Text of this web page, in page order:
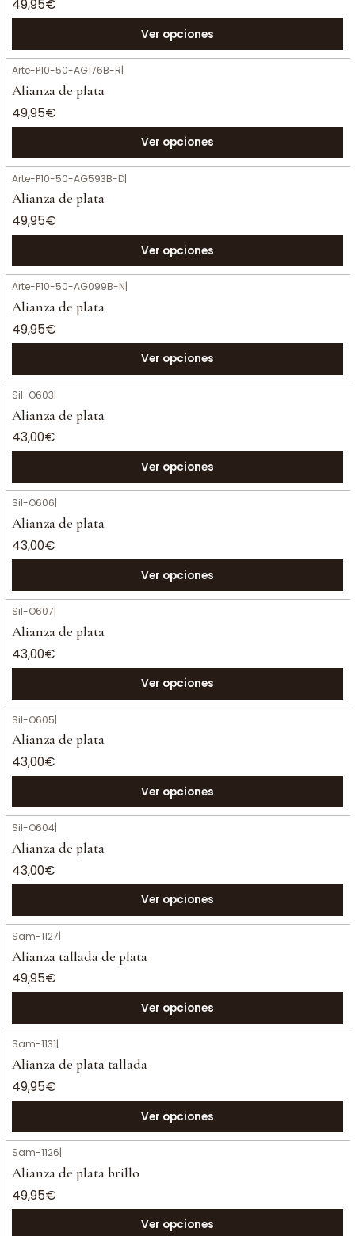
49,95€
Ver opciones
Arte-P10-50-AG176B-R|
Alianza de plata
49,95€
Ver opciones
Arte-P10-50-AG593B-D|
Alianza de plata
49,95€
Ver opciones
Arte-P10-50-AG099B-N|
Alianza de plata
49,95€
Ver opciones
Sil-O603|
Alianza de plata
43,00€
Ver opciones
Sil-O606
Alianza de plata
43,00€
Ver opciones
Sil-O607|
Alianza de plata
43,00€
Ver opciones
Sil-O605|
Alianza de plata
43,00€
Ver opciones
Sil-O604|
Alianza de plata
43,00€
Ver opciones
Sam-1127|
Alianza tallada de plata
49,95€
Ver opciones
Sam-1131|
Alianza de plata tallada
49,95€
Ver opciones
Sam-1126|
Alianza de plata brillo
49,95€
Ver opciones